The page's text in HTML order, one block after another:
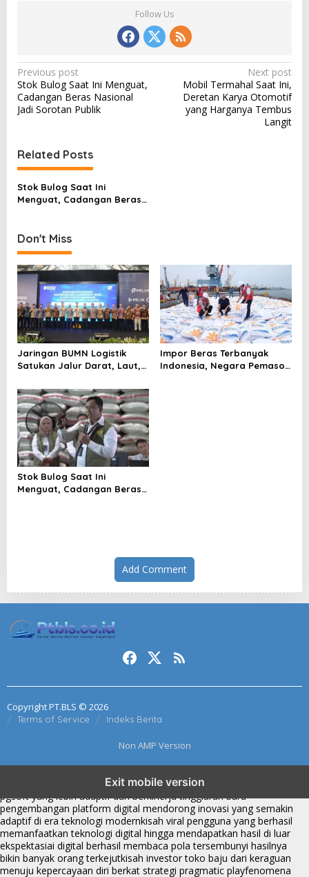
Follow Us
P
o
s
n
a
v
i
g
a
t
i
o
n
Previous post
Stok Bulog Saat Ini Menguat,
Cadangan Beras Nasional
Jadi Sorotan Publik
Next post
Mobil Termahal Saat Ini,
Deretan Karya Otomotif
yang Harganya Tembus
Langit
Related Posts
Stok Bulog Saat Ini
Menguat, Cadangan Beras
Don't Miss
Jaringan BUMN Logistik
Satukan Jalur Darat, Laut,
Impor Beras Terbanyak
Indonesia, Negara Pemasok
Stok Bulog Saat Ini
Menguat, Cadangan Beras
Add Comment
Copyright PT.BLS © 2026
Terms of Service Indeks Berita
Non AMP Version
Exit mobile version
menghadirkan inovasi berkualitasai digital menjadi kunci analisis data
pgsoft yang lebih adaptif dan berkinerja tinggiarah baru
pengembangan platform digital mendorong inovasi yang semakin
adaptif di era teknologi modernkisah viral pengguna yang berhasil
memanfaatkan teknologi digital hingga mendapatkan hasil di luar
ekspektasiai digital berhasil membaca pola tersembunyi hasilnya
bikin banyak orang terkejutkisah investor toko baju dari keraguan
menuju kepercayaan diri berkat strategi pragmatic playfenomena